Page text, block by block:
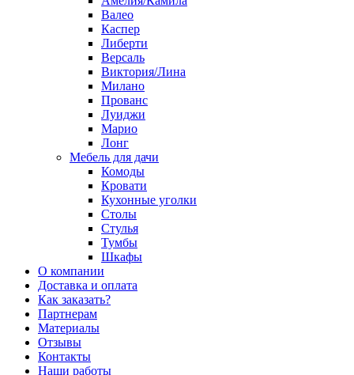
Валео
Каспер
Либерти
Версаль
Виктория/Лина
Милано
Прованс
Луиджи
Марио
Лонг
Мебель для дачи
Комоды
Кровати
Кухонные уголки
Столы
Стулья
Тумбы
Шкафы
О компании
Доставка и оплата
Как заказать?
Партнерам
Материалы
Отзывы
Контакты
Наши работы